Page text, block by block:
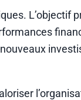
L’objectif